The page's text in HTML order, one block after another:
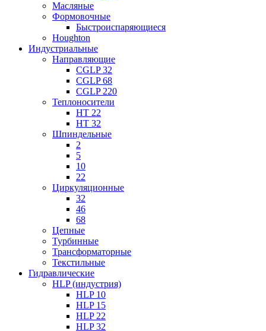
Масляные
Формовочные
Быстроиспаряющиеся
Houghton
Индустриальные
Направляющие
CGLP 32
CGLP 68
CGLP 220
Теплоносители
HT 22
HT 32
Шпиндельные
2
5
10
22
Циркуляционные
32
46
68
Цепные
Турбинные
Трансформаторные
Текстильные
Гидравлические
HLP (индустрия)
HLP 10
HLP 15
HLP 22
HLP 32